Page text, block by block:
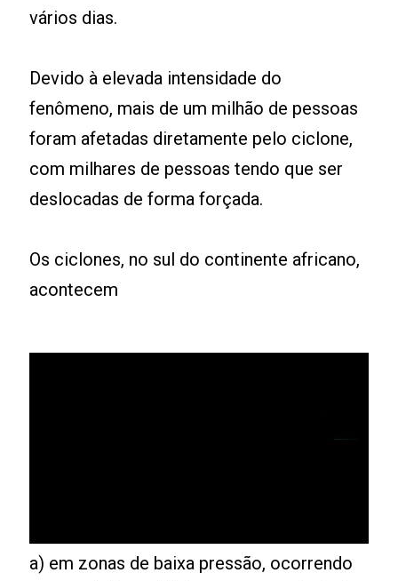
vários dias.
Devido à elevada intensidade do
fenômeno, mais de um milhão de pessoas
foram afetadas diretamente pelo ciclone,
com milhares de pessoas tendo que ser
deslocadas de forma forçada.
Os ciclones, no sul do continente africano,
acontecem
a) em zonas de baixa pressão, ocorrendo